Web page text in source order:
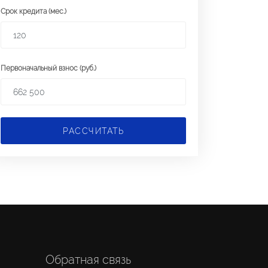
Срок кредита (мес.)
Первоначальный взнос (руб.)
РАССЧИТАТЬ
Обратная связь